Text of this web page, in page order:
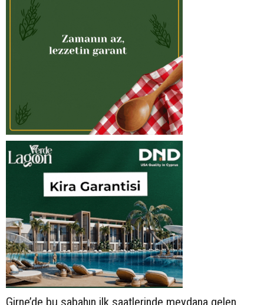
Girne’de bu sabahın ilk saatlerinde meydana gelen